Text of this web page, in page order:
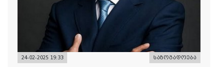
24-02-2025 19:33 საზოგადოება